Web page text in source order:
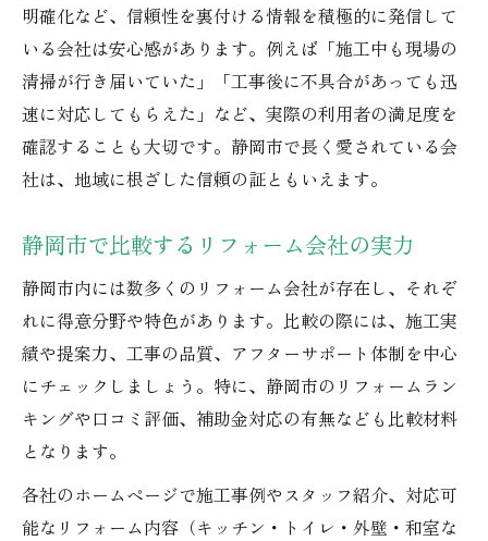
明確化など、信頼性を裏付ける情報を積極的に発信して
いる会社は安心感があります。例えば「施工中も現場の
清掃が行き届いていた」「工事後に不具合があっても迅
速に対応してもらえた」など、実際の利用者の満足度を
確認することも大切です。静岡市で長く愛されている会
社は、地域に根ざした信頼の証ともいえます。
静岡市で比較するリフォーム会社の実力
静岡市内には数多くのリフォーム会社が存在し、それぞ
れに得意分野や特色があります。比較の際には、施工実
績や提案力、工事の品質、アフターサポート体制を中心
にチェックしましょう。特に、静岡市のリフォームラン
キングや口コミ評価、補助金対応の有無なども比較材料
となります。
各社のホームページで施工事例やスタッフ紹介、対応可
能なリフォーム内容（キッチン・トイレ・外壁・和室な